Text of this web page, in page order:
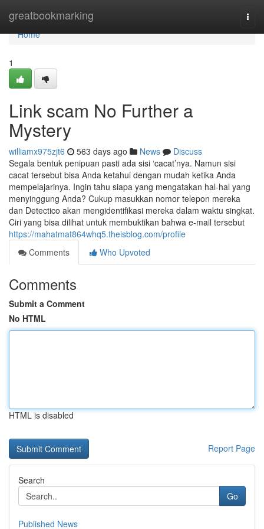
greatbookmarking
Home
Home
1
Link scam No Further a
Mystery
williamx975zjt6 563 days ago News
Discuss
Segala bentuk penipuan pasti ada sisi ‘cacat’nya. Namun sisi
cacat tersebut bisa Anda ketahui dengan mudah ketika Anda
mempelajarinya. Ingin tahu siapa yang mengatakan hal-hal yang
menyinggung Anda? Cukup masukkan nomor telepon mereka
dan Detectico akan mengidentifikasi mereka dalam waktu singkat.
Ciri yang bisa dilihat untuk membuktikan bahwa e-mail tersebut
https://mahatmat864whq5.theisblog.com/profile
Comments
Who Upvoted
Comments
Submit a Comment
No HTML
HTML is disabled
Report Page
Search
Go
Published News